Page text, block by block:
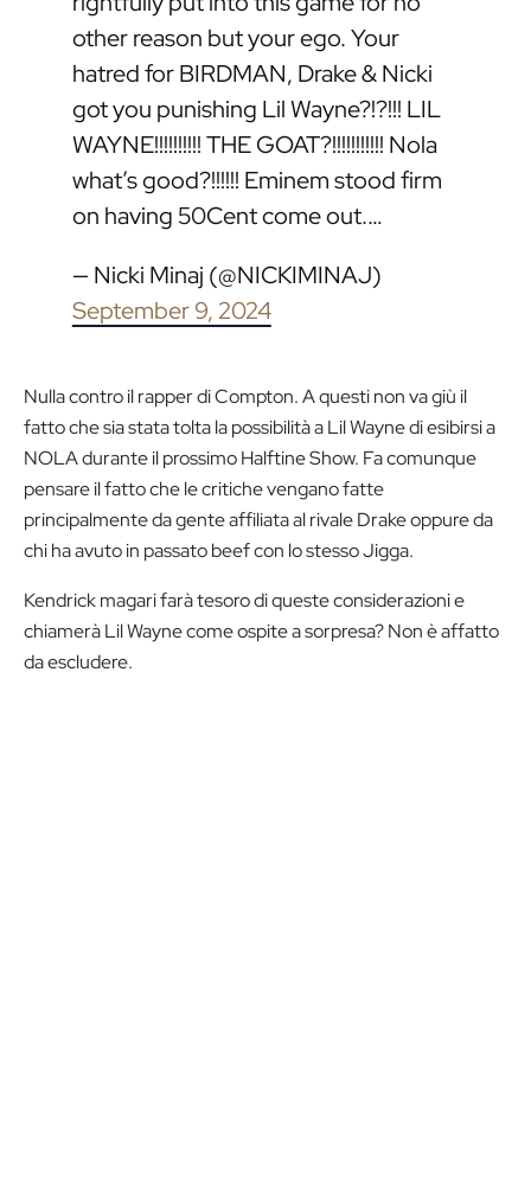
other reason but your ego. Your
hatred for BIRDMAN, Drake & Nicki
got you punishing Lil Wayne?!?!!! LIL
WAYNE!!!!!!!!!! THE GOAT?!!!!!!!!!!! Nola
what’s good?!!!!!! Eminem stood firm
on having 50Cent come out.…
— Nicki Minaj (@NICKIMINAJ)
September 9, 2024
Nulla contro il rapper di Compton. A questi non va giù il
fatto che sia stata tolta la possibilità a Lil Wayne di esibirsi a
NOLA durante il prossimo Halftine Show. Fa comunque
pensare il fatto che le critiche vengano fatte
principalmente da gente affiliata al rivale Drake oppure da
chi ha avuto in passato beef con lo stesso Jigga.
Kendrick magari farà tesoro di queste considerazioni e
chiamerà Lil Wayne come ospite a sorpresa? Non è affatto
da escludere.